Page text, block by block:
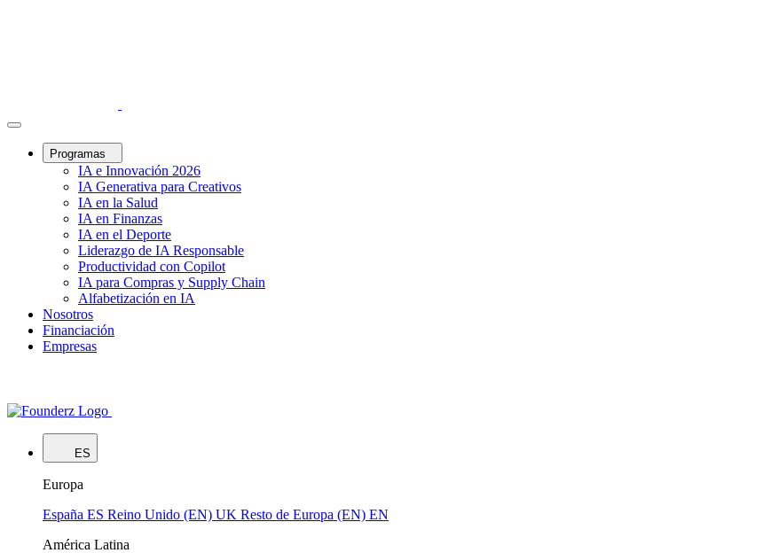
Programas
IA e Innovación 2026
IA Generativa para Creativos
IA en la Salud
IA en Finanzas
IA en el Deporte
Liderazgo de IA Responsable
Productividad con Copilot
IA para Compras y Supply Chain
Alfabetización en IA
Nosotros
Financiación
Empresas
ES
Europa
España ES Reino Unido (EN) UK Resto de Europa (EN) EN
América Latina